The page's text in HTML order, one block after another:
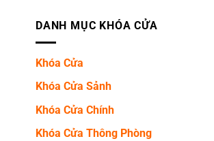
DANH MỤC KHÓA CỬA
Khóa Cửa
Khóa Cửa Sảnh
Khóa Cửa Chính
Khóa Cửa Thông Phòng